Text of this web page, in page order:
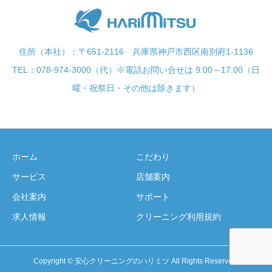
住所（本社）：〒651-2116 兵庫県神戸市西区南別府1-1136
TEL：078-974-3000（代）※電話お問い合せは 9:00～17:00（日
曜・祝祭日・その他は除きます）
ホーム こだわり
サービス 店舗案内
会社案内 サポート
求人情報 クリーニング利用規約
Copyright © 安心クリーニングのハリミツ All Rights Reserved.
セール情報 新着情報 店舗検索 お問い合わせ